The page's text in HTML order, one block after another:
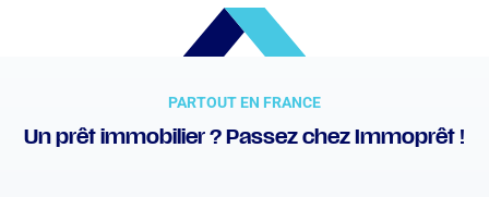
PARTOUT EN FRANCE
Un prêt immobilier ? Passez chez Immoprêt !